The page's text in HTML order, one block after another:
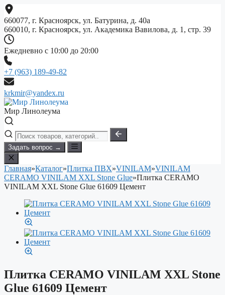
Перейти
к
содержимому
660077, г. Красноярск, ул. Батурина, д. 40а
660010, г. Красноярск, ул. Академика Вавилова, д. 1, стр. 39
Ежедневно с 10:00 до 20:00
+7 (963) 189-49-82
krkmir@yandex.ru
Мир Линолеума
Задать вопрос →
Главная»Каталог»Плитка ПВХ»VINILAM»VINILAM
CERAMO VINILAM XXL Stone Glue»Плитка CERAMO
VINILAM XXL Stone Glue 61609 Цемент
Плитка CERAMO VINILAM XXL Stone
Glue 61609 Цемент